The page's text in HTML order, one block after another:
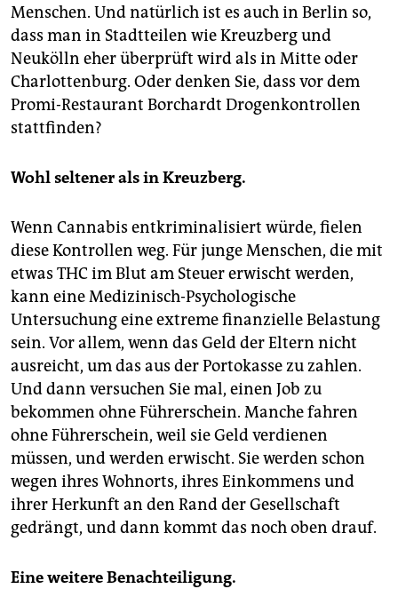
Menschen. Und natürlich ist es auch in Berlin so,
dass man in Stadtteilen wie Kreuzberg und
Neukölln eher überprüft wird als in Mitte oder
Charlottenburg. Oder denken Sie, dass vor dem
Promi-Restaurant Borchardt Drogenkontrollen
stattfinden?
Wohl seltener als in Kreuzberg.
Wenn Cannabis entkriminalisiert würde, fielen
diese Kontrollen weg. Für junge Menschen, die mit
etwas THC im Blut am Steuer erwischt werden,
kann eine Medizinisch-Psychologische
Untersuchung eine extreme finanzielle Belastung
sein. Vor allem, wenn das Geld der Eltern nicht
ausreicht, um das aus der Portokasse zu zahlen.
Und dann versuchen Sie mal, einen Job zu
bekommen ohne Führerschein. Manche fahren
ohne Führerschein, weil sie Geld verdienen
müssen, und werden erwischt. Sie werden schon
wegen ihres Wohnorts, ihres Einkommens und
ihrer Herkunft an den Rand der Gesellschaft
gedrängt, und dann kommt das noch oben drauf.
Eine weitere Benachteiligung.